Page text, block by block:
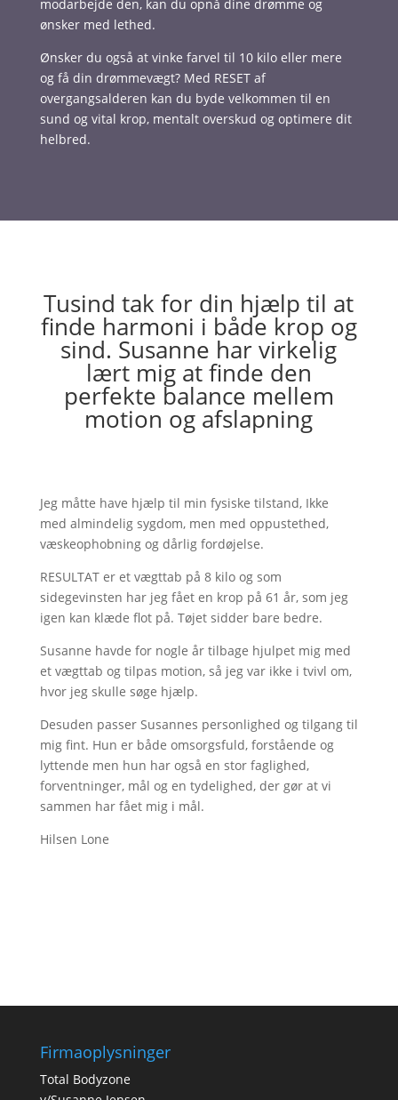
modarbejde den, kan du opnå dine drømme og
ønsker med lethed.
Ønsker du også at vinke farvel til 10 kilo eller mere
og få din drømmevægt? Med RESET af
overgangsalderen kan du byde velkommen til en
sund og vital krop, mentalt overskud og optimere dit
helbred.
Tusind tak for din hjælp til at
finde harmoni i både krop og
sind. Susanne har virkelig
lært mig at finde den
perfekte balance mellem
motion og afslapning
Jeg måtte have hjælp til min fysiske tilstand, Ikke
med almindelig sygdom, men med oppustethed,
væskeophobning og dårlig fordøjelse.
RESULTAT er et vægttab på 8 kilo og som
sidegevinsten har jeg fået en krop på 61 år, som jeg
igen kan klæde flot på. Tøjet sidder bare bedre.
Susanne havde for nogle år tilbage hjulpet mig med
et vægttab og tilpas motion, så jeg var ikke i tvivl om,
hvor jeg skulle søge hjælp.
Desuden passer Susannes personlighed og tilgang til
mig fint. Hun er både omsorgsfuld, forstående og
lyttende men hun har også en stor faglighed,
forventninger, mål og en tydelighed, der gør at vi
sammen har fået mig i mål.
Hilsen Lone
Firmaoplysninger
Total Bodyzone